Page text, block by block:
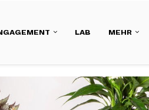
LAB MEHR